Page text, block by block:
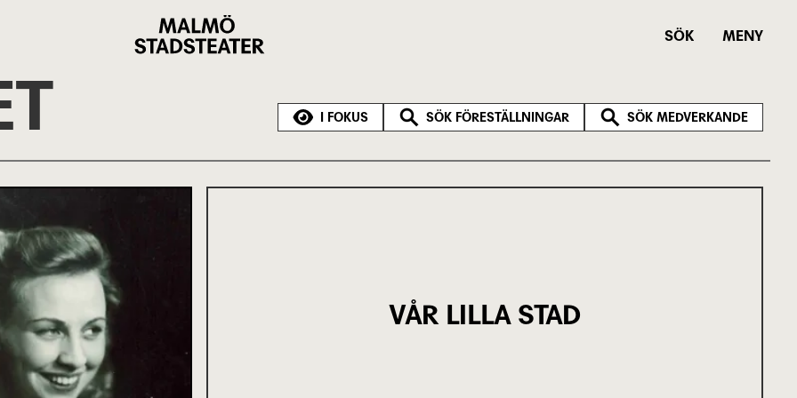
Stadsteater
SÖK MENY
I FOKUS SÖK FÖRESTÄLLNINGAR SÖK MEDVERKANDE
VÅR LILLA STAD